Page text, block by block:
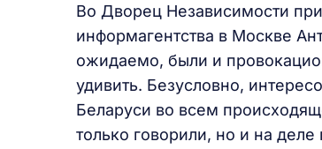
Во Дворец Независимости
информагентства в Москве
ожидаемо, были и
удивить. Безусловно,
Беларуси во всем
только говорили, но и на